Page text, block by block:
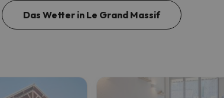
Das Wetter in Le Grand Massif